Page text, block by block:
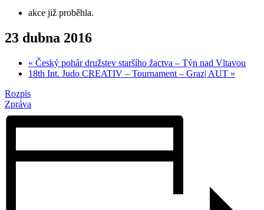
akce již proběhla.
23 dubna 2016
« Český pohár družstev staršího žactva – Týn nad Vltavou
18th Int. Judo CREATIV – Tournament – Graz| AUT »
Rozpis
Zpráva